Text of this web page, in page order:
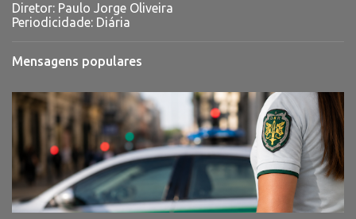
Diretor: Paulo Jorge Oliveira
Periodicidade: Diária
Mensagens populares